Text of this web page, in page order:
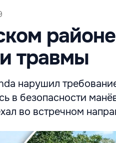
травмы
нарушил
в безопасности
во встречном